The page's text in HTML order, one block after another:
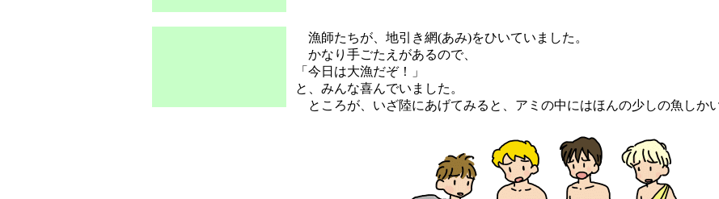
漁師たちが、地引き網(あみ)をひいていました。
かなり手ごたえがあるので、
「今日は大漁だぞ！」
と、みんな喜んでいました。
ところが、いざ陸にあげてみると、アミの中にはほんの少しの魚しかい